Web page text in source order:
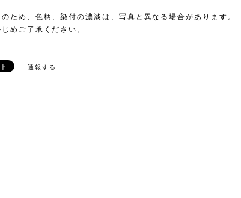
ため、色柄、染付の濃淡は、写真と異なる場合があります。
めご了承ください。
通報する